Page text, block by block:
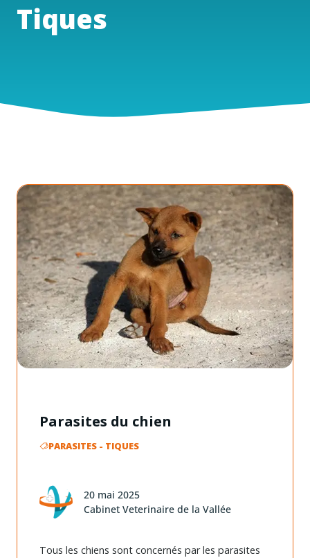
Tiques
Parasites du chien
PARASITES- TIQUES
20 mai 2025
Cabinet Veterinaire de la Vallée
Tous les chiens sont concernés par les parasites